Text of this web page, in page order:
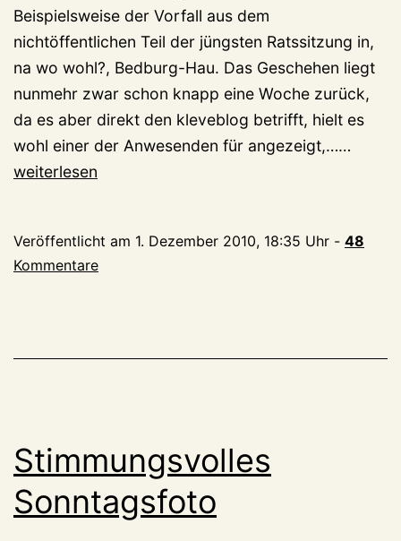
Beispielsweise der Vorfall aus dem
nichtöffentlichen Teil der jüngsten Ratssitzung in,
na wo wohl?, Bedburg-Hau. Das Geschehen liegt
nunmehr zwar schon knapp eine Woche zurück,
da es aber direkt den kleveblog betrifft, hielt es
wohl einer der Anwesenden für angezeigt,……
Teil
weiterlesen
Veröffentlicht am 1. Dezember 2010, 18:35 Uhr - 48
Kommentare
Stimmungsvolles
Sonntagsfoto